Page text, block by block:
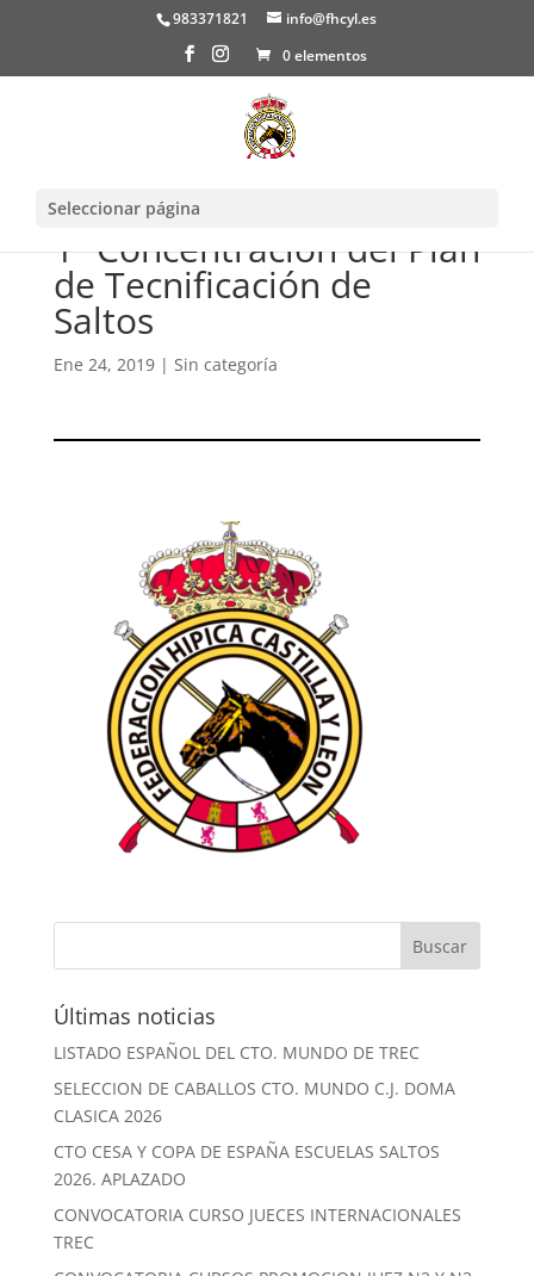
983371821
info@fhcyl.es
0 elementos
Seleccionar página
1ª Concentración del Plan
de Tecnificación de
Saltos
Ene 24, 2019| Sin categoría
Últimas noticias
LISTADO ESPAÑOL DEL CTO. MUNDO DE TREC
SELECCION DE CABALLOS CTO. MUNDO C.J. DOMA
CLASICA 2026
CTO CESA Y COPA DE ESPAÑA ESCUELAS SALTOS
2026. APLAZADO
CONVOCATORIA CURSO JUECES INTERNACIONALES
TREC